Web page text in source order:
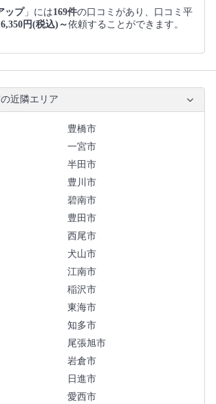
ップ」には169件の口コミがあり、口コミ平
円(税込)～依頼することができます。
近隣エリア
豊橋市
一宮市
半田市
豊川市
碧南市
豊田市
西尾市
犬山市
江南市
稲沢市
東海市
知多市
尾張旭市
岩倉市
日進市
愛西市